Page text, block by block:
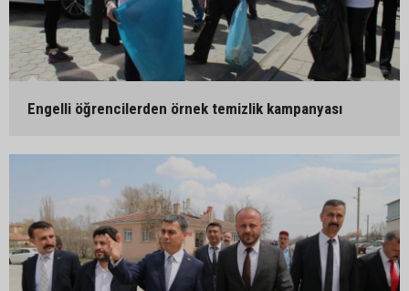
Engelli öğrencilerden örnek temizlik kampanyası